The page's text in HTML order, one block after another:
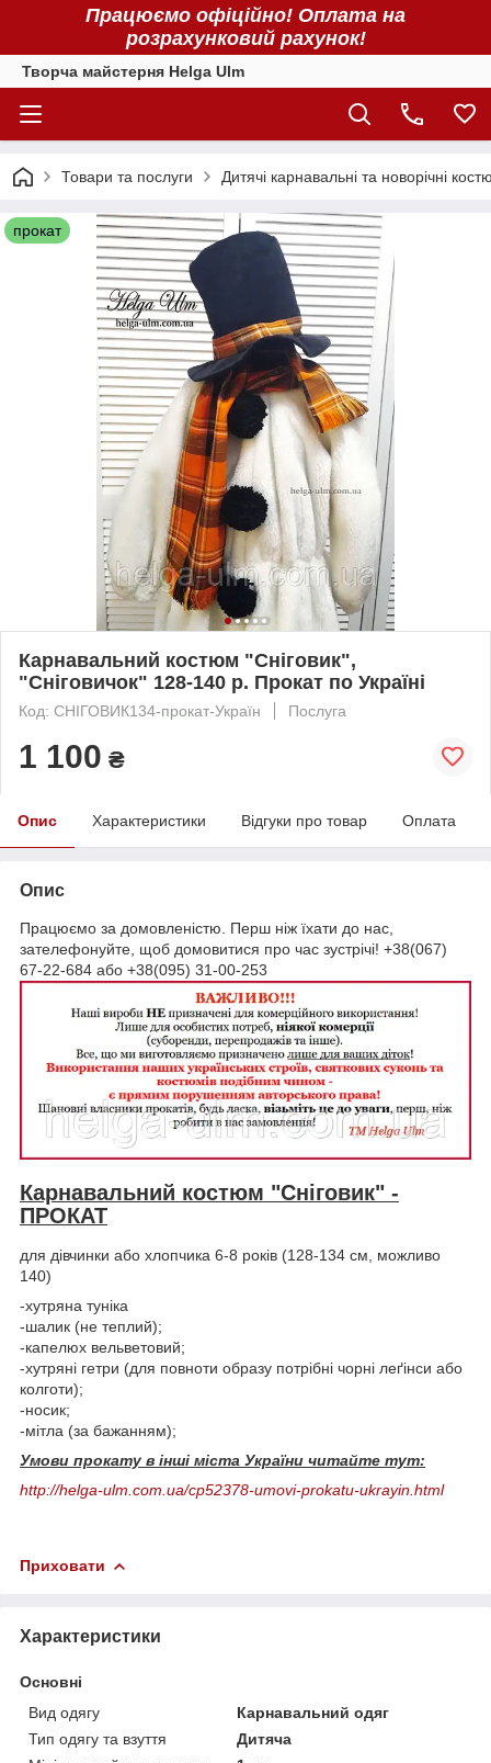
Працюємо офіційно! Оплата на
розрахунковий рахунок!
Творча майстерня Helga Ulm
Товари та послуги Дитячі карнавальні та новорічні
прокат
Карнавальний костюм "Сніговик",
"Сніговичок" 128-140 р. Прокат по Україні
Код: СНІГОВИК134-прокат-Україн Послуга
1 100 ₴
Опис Характеристики Відгуки про товар Оплата
Опис
Працюємо за домовленістю. Перш ніж їхати до нас,
зателефонуйте, щоб домовитися про час зустрічі! +38(067)
67-22-684 або +38(095) 31-00-253
Карнавальний костюм "Сніговик" -
ПРОКАТ
для дівчинки або хлопчика 6-8 років (128-134 см, можливо
140)
-хутряна туніка
-шалик (не теплий);
-капелюх вельветовий;
-хутряні гетри (для повноти образу потрібні чорні леґінси або
колготи);
-носик;
-мітла (за бажанням);
Умови прокату в інші міста України читайте тут:
http://helga-ulm.com.ua/cp52378-umovi-prokatu-ukrayin.html
Приховати
Характеристики
Основні
Вид одягу
Карнавальний одяг
Тип одягу та взуття
Дитяча